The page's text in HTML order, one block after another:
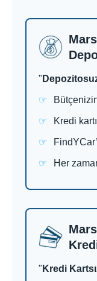
"
Kredi
Her
" Kredi